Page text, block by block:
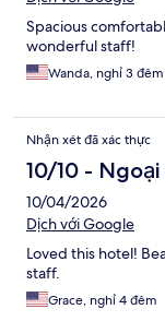
Spacious
wonderful staff!
Wanda, nghỉ 3 đêm
Nhận xét đã xác thực
10/10 - Ngoại
10/04/2026
Dịch với Google
Loved this hotel!
staff.
Grace, nghỉ 4 đêm